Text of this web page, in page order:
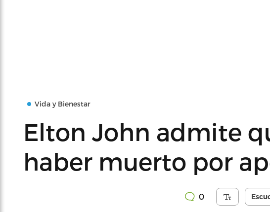
Vida y Bienestar
Elton John admite
haber muerto por
0